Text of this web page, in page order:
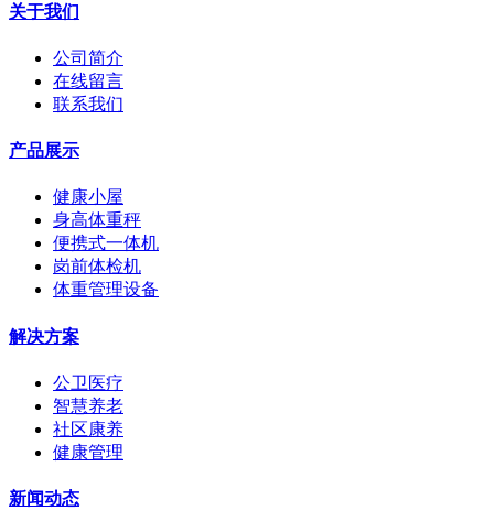
关于我们
公司简介
在线留言
联系我们
产品展示
健康小屋
身高体重秤
便携式一体机
岗前体检机
体重管理设备
解决方案
公卫医疗
智慧养老
社区康养
健康管理
新闻动态